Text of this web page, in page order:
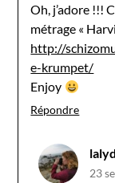
Oh, j’adore !!!
métrage «
http://
e-krumpet/
Enjoy
Répondre
23